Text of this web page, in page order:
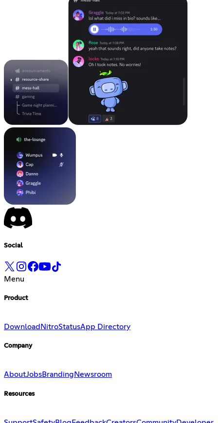
Social
Menu
Product
Download NitroStatusApp Directory
Company
AboutJobsBranding Newsroom
Resources